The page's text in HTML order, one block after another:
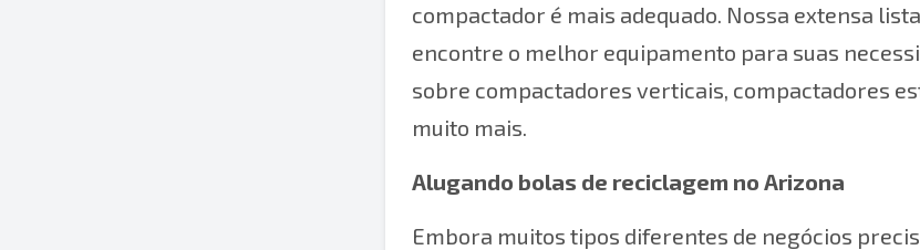
compactador é mais adequado. Nossa extensa
encontre o melhor equipamento para suas
sobre compactadores verticais, compactadores
muito mais.
Alugando bolas de reciclagem no Arizona
Embora muitos tipos diferentes de negócios